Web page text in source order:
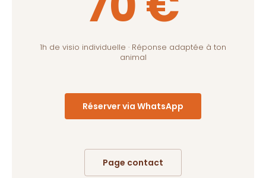
1h de visio individuelle · Réponse adaptée à ton
animal
Réserver via WhatsApp
Page contact